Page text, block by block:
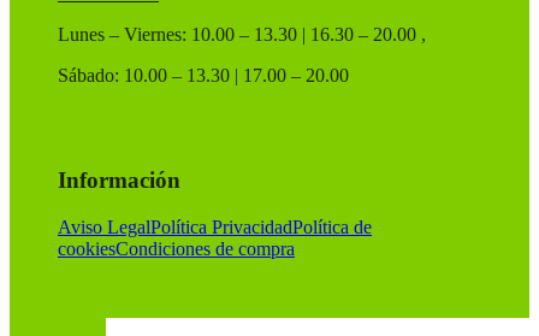
Lunes – Viernes: 10.00 – 13.30 | 16.30 – 20.00 ,
Sábado: 10.00 – 13.30 | 17.00 – 20.00
Información
Aviso LegalPolítica PrivacidadPolítica de
cookiesCondiciones de compra